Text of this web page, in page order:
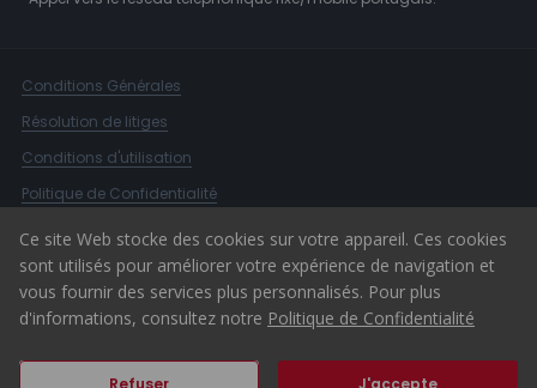
Conditions Générales
Résolution de litiges
Conditions d'utilisation
Politique de Confidentialité
Livre de Réclamations
Canal d'alerte
© 2026 ERA Portugal
Ce site Web stocke des cookies sur votre appareil. Ces cookies
sont utilisés pour améliorer votre expérience de navigation et
vous fournir des services plus personnalisés. Pour plus
d'informations, consultez notre Politique de Confidentialité
Refuser J'accepte